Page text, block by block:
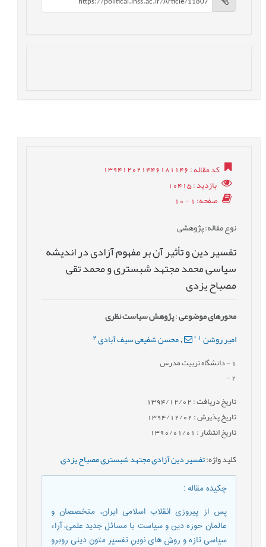
کد مقاله: 139412021446181146
بازدید: 10415
صفحه: 1 - 10
نوع مقاله: پژوهشی
تفسیر دین و تأثیر آن بر مفهوم آزادی در اندیشه
سیاسی محمد مجتهد شبستری و محمد تقی
مصباح یزدی
محورهای موضوعی:پژوهش سیاست نظری
امیر روشن *
,محسن شفیعی سیف آبادی 2
- دانشگاه تربیت مدرس
2
-
تاریخ دریافت : 1394/12/02
تاریخ پذیرش : 1394/12/02
تاریخ انتشار : 1390/01/01
کلید واژه:تفسیر دین آزادی مجتهد شبستری مصباح یزدی,
چکیده مقاله:
پس از پیروزی انقلاب اسلامی ایران، متخصصان و
عالمان حوزه دین و سیاست با مسائل جدید علمی، آراء
سیاسی تازه و روش های نوینِ تفسیرِ متون دینی روبرو